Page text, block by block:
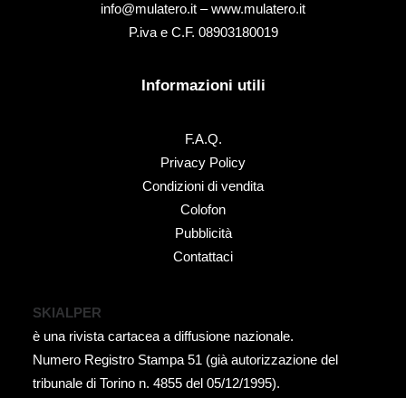
info@mulatero.it –www.mulatero.it
P.iva e C.F. 08903180019
Informazioni utili
F.A.Q.
Privacy Policy
Condizioni di vendita
Colofon
Pubblicità
Contattaci
SKIALPER
è una rivista cartacea a diffusione nazionale.
Numero Registro Stampa 51 (già autorizzazione del
tribunale di Torino n. 4855 del 05/12/1995).